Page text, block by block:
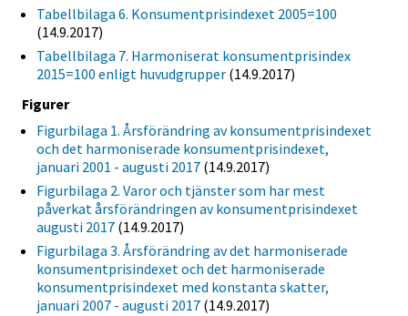
Tabellbilaga 6. Konsumentprisindexet 2005=100
(14.9.2017)
Tabellbilaga 7. Harmoniserat konsumentprisindex
2015=100 enligt huvudgrupper (14.9.2017)
Figurer
Figurbilaga 1. Årsförändring av konsumentprisindexet
och det harmoniserade konsumentprisindexet,
januari 2001 - augusti 2017 (14.9.2017)
Figurbilaga 2. Varor och tjänster som har mest
påverkat årsförändringen av konsumentprisindexet
augusti 2017 (14.9.2017)
Figurbilaga 3. Årsförändring av det harmoniserade
konsumentprisindexet och det harmoniserade
konsumentprisindexet med konstanta skatter,
januari 2007 - augusti 2017 (14.9.2017)